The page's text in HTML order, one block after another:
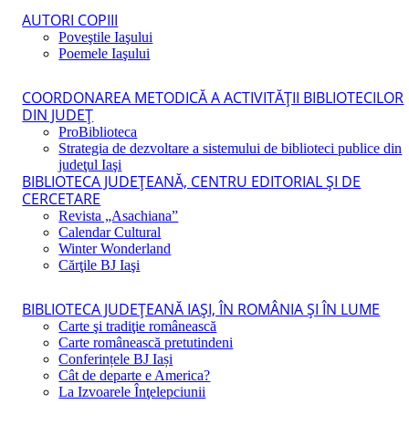
AUTORI COPIII
Poveştile Iaşului
Poemele Iaşului
COORDONAREA METODICĂ A ACTIVITĂŢII BIBLIOTECILOR
DIN JUDEŢ
ProBiblioteca
Strategia de dezvoltare a sistemului de biblioteci publice din
judeţul Iaşi
BIBLIOTECA JUDEŢEANĂ, CENTRU EDITORIAL ŞI DE
CERCETARE
Revista „Asachiana”
Calendar Cultural
Winter Wonderland
Cărţile BJ Iaşi
BIBLIOTECA JUDEŢEANĂ IAŞI, ÎN ROMÂNIA ŞI ÎN LUME
Carte şi tradiţie românească
Carte românească pretutindeni
Conferințele BJ Iași
Cât de departe e America?
La Izvoarele Înţelepciunii